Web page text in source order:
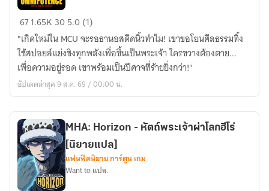
MARVEL
A
Twelve
Step
Program
Omnipotence
[นิยาย
แปล]
671.65K 305.0 (1)
"เกิดใหม่ใน MCU จะรอธานอสดีดนิ้วทำไม! เขาขอโยนศีลธรรมทิ้ง
ใช้สปอยล์แย่งชิงทุกพลังเพื่อขึ้นเป็นพระเจ้า ใครขวางต้องตาย...
เพื่อความอยู่รอด เขาพร้อมเป็นปีศาจที่ร้ายยิ่งกว่า!"
อัปเดตล่าสุด 9 ส.ค. 69 / 00:00 น.
MHA: Horizon - หัตถ์พระเจ้าผ่าโลกฮีโร่
[นิยายแปล]
แฟนฟิคนิยาย การ์ตูน เกม
Want to แปล.